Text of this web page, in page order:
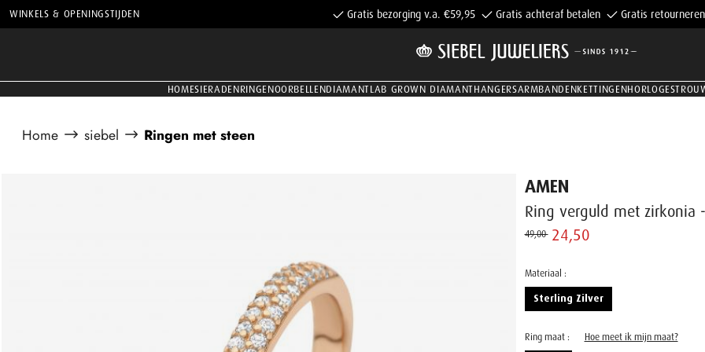
WINKELS & OPENINGSTIJDEN Gratis bezorging v.a. €59,95 Gratis achteraf betalen Gratis
HOMESIERADENRINGENOORBELLENDIAMANTLAB GROWN DIAMANTHANGERSARMBANDENKETTINGENHORLOGES
Home siebel Ringen met steen
AMEN
Ring verguld met zirkonia -
49,00 ‌ 24,50 ‌
Materiaal :
Sterling Zilver
Ring maat : Hoe meet ik mijn maat?